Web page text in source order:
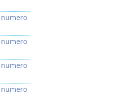
numero
numero
numero
numero